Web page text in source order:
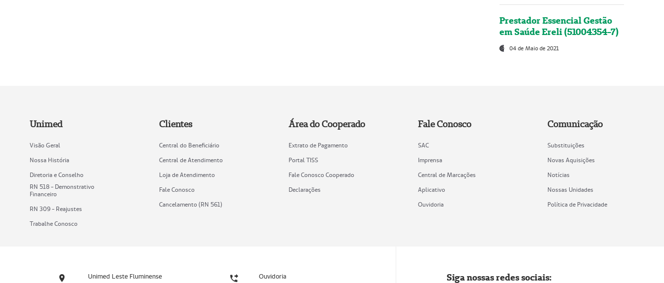
Prestador Essencial Gestão
em Saúde Ereli (51004354-7)
04 de Maio de 2021
Unimed
Visão Geral
Nossa História
Diretoria e Conselho
RN 518 - Demonstrativo
Financeiro
RN 309 - Reajustes
Trabalhe Conosco
Clientes
Central do Beneficiário
Central de Atendimento
Loja de Atendimento
Fale Conosco
Cancelamento (RN 561)
Área do Cooperado
Extrato de Pagamento
Portal TISS
Fale Conosco Cooperado
Declarações
Fale Conosco
SAC
Imprensa
Central de Marcações
Aplicativo
Ouvidoria
Comunicação
Substituições
Novas Aquisições
Notícias
Nossas Unidades
Política de Privacidade
Unimed Leste Fluminense Ouvidoria Siga nossas redes sociais: